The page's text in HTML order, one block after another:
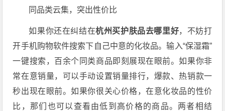
同品类云集，突出性价比
如果你还在纠结在杭州买护肤品去哪里好，不妨打
开手机购物软件搜索下自己中意的化妆品。输入“保湿霜”
一键搜索，百余个同类商品即刻展现在眼前。如果你非
常在意销量，可以手动设置销量排行，爆款、热销款一
秒出现在眼前。如果你很关心价格，在意化妆品的性价
比，那们也可以查看由低到高价格的商品。两者相结